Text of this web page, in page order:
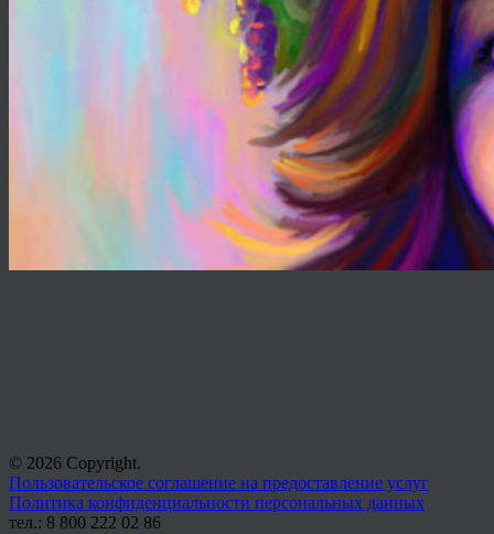
© 2026 Copyright.
Пользовательское соглашение на предоставление услуг
Политика конфиденциальности персональных данных
тел.: 8 800 222 02 86